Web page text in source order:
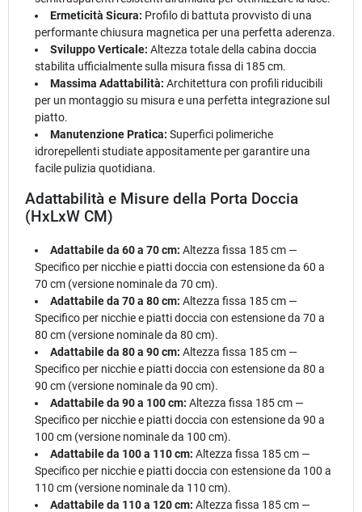
Ermeticità Sicura: Profilo di battuta provvisto di una
performante chiusura magnetica per una perfetta aderenza.
Sviluppo Verticale: Altezza totale della cabina doccia
stabilita ufficialmente sulla misura fissa di 185 cm.
Massima Adattabilità: Architettura con profili riducibili
per un montaggio su misura e una perfetta integrazione sul
piatto.
Manutenzione Pratica: Superfici polimeriche
idrorepellenti studiate appositamente per garantire una
facile pulizia quotidiana.
Adattabilità e Misure della Porta Doccia
(HxLxW CM)
Adattabile da 60 a 70 cm: Altezza fissa 185 cm —
Specifico per nicchie e piatti doccia con estensione da 60 a
70 cm (versione nominale da 70 cm).
Adattabile da 70 a 80 cm: Altezza fissa 185 cm —
Specifico per nicchie e piatti doccia con estensione da 70 a
80 cm (versione nominale da 80 cm).
Adattabile da 80 a 90 cm: Altezza fissa 185 cm —
Specifico per nicchie e piatti doccia con estensione da 80 a
90 cm (versione nominale da 90 cm).
Adattabile da 90 a 100 cm: Altezza fissa 185 cm —
Specifico per nicchie e piatti doccia con estensione da 90 a
100 cm (versione nominale da 100 cm).
Adattabile da 100 a 110 cm: Altezza fissa 185 cm —
Specifico per nicchie e piatti doccia con estensione da 100 a
110 cm (versione nominale da 110 cm).
Adattabile da 110 a 120 cm: Altezza fissa 185 cm —